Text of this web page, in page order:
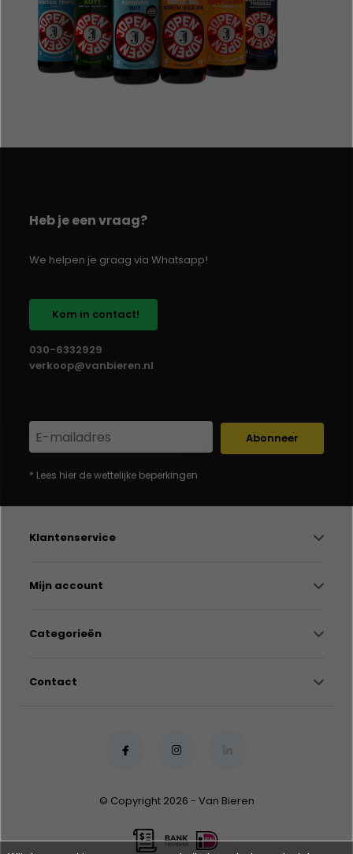
Heb je een vraag?
We helpen je graag via Whatsapp!
Kom in contact!
030-6332929
verkoop@vanbieren.nl
Abonneer
* Lees hier de wettelijke beperkingen
Klantenservice
Mijn account
Categorieën
Contact
© Copyright 2026 - Van Bieren